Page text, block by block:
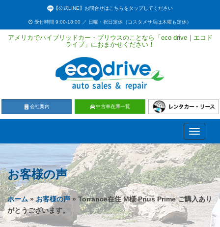
【公式LINE】お問合せはこちらをタップしてください
受付時間 9:00-18:00 ／ 日曜・祝日定休（コスタメサ店は木曜も定休）
アメリカでハイブリッドカー・プリウスのことなら「eco drive｜エコド
ライブ」におまかせください！
会社案内 中古車在庫一覧
Toggle
お客様の声
ホーム»お客様の声 » Torrance在住 M様 Prius Prime ご購入あり
がとうございます。